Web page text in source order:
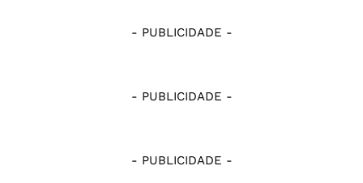
- PUBLICIDADE -
- PUBLICIDADE -
- PUBLICIDADE -